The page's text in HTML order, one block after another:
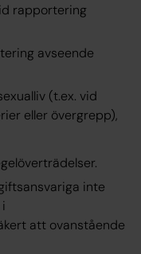
rapportering
avseende
(t.ex. vid
eller övergrepp),
inte
att ovanstående